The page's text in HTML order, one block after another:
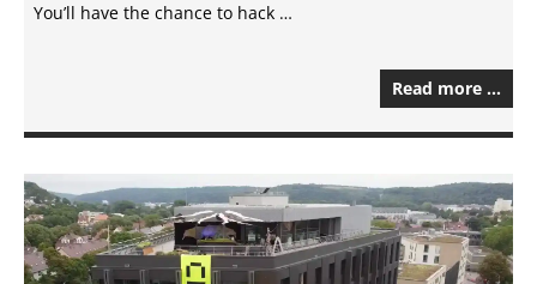
You’ll have the chance to hack …
Read more …